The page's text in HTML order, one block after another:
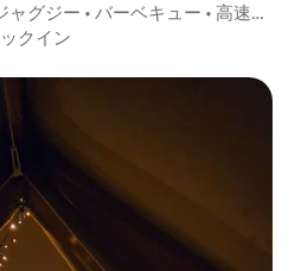
ャグジー • バーベキュー • 高速
クイン
。